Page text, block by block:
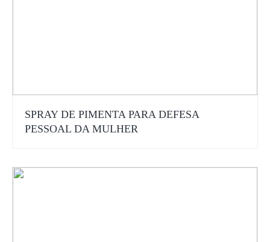
SPRAY DE PIMENTA PARA DEFESA
PESSOAL DA MULHER